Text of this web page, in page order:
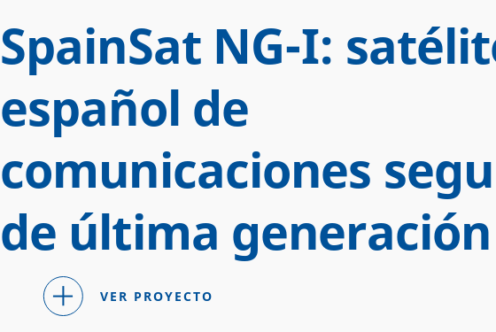
SpainSat NG-I:
español de
comunicaciones
de última generación
VER PROYECTO